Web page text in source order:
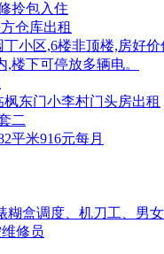
拎包入住
仓库出租
丁小区,6楼非顶楼,房好价
楼下可停放多辆电。
枫东门小李村门头房出租
二
平米916元每月
糊盒调度、机刀工、男
修员